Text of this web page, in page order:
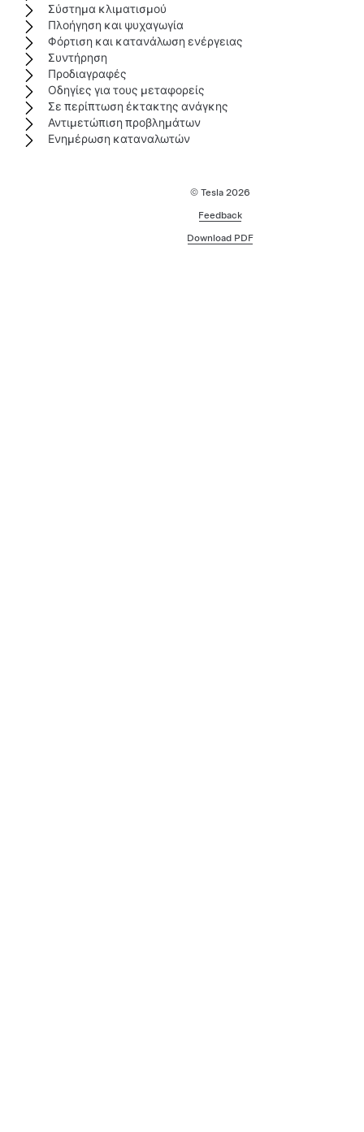
Σύστημα κλιματισμού
Πλοήγηση και ψυχαγωγία
Φόρτιση και κατανάλωση ενέργειας
Συντήρηση
Προδιαγραφές
Οδηγίες για τους μεταφορείς
Σε περίπτωση έκτακτης ανάγκης
Αντιμετώπιση προβλημάτων
Ενημέρωση καταναλωτών
© Tesla 2026
Feedback
Download PDF